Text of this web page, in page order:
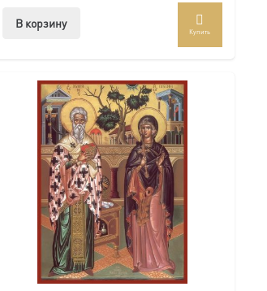
В корзину
Купить